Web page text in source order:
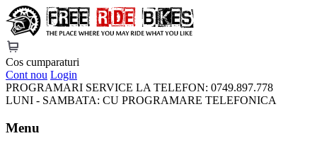
FreeRideBikes
Cos cumparaturi
Cont nou Login
PROGRAMARI SERVICE LA TELEFON: 0749.897.778
LUNI - SAMBATA: CU PROGRAMARE TELEFONICA
Menu